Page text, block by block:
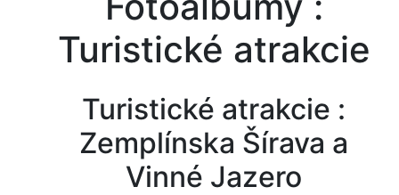
Turistické atrakcie
Turistické atrakcie :
Zemplínska Šírava a
Vinné Jazero